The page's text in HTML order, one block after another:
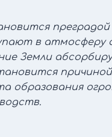
в атмосферу
Земли
причиной
образования